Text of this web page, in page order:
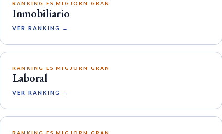
RANKING ES MIGJORN GRAN
Inmobiliario
VER RANKING →
RANKING ES MIGJORN GRAN
Laboral
VER RANKING →
RANKING ES MIGJORN GRAN